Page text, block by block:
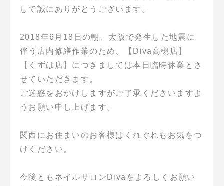
して誠にありがとうございます。
2018年6月18日の朝、大阪で発生した地震に
伴う店内修繕作業のため、【Diva高槻店】
【くずは店】につきましては本日臨時休業とさ
せていただきます。
ご迷惑をおかけしますがご了承くださいますよ
うお願い申し上げます。
関西にお住まいのお客様はくれぐれもお気をつ
けください。
今後ともネイルサロンDivaをよろしくお願い